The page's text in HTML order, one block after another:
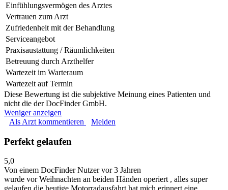
Einfühlungsvermögen des Arztes
Vertrauen zum Arzt
Zufriedenheit mit der Behandlung
Serviceangebot
Praxisaustattung / Räumlichkeiten
Betreuung durch Arzthelfer
Wartezeit im Warteraum
Wartezeit auf Termin
Diese Bewertung ist die subjektive Meinung eines Patienten und
nicht die der DocFinder GmbH.
Weniger anzeigen
Als Arzt kommentieren
Melden
Perfekt gelaufen
5,0
Von einem DocFinder Nutzervor 3 Jahren
wurde vor Weihnachten an beiden Händen operiert , alles super